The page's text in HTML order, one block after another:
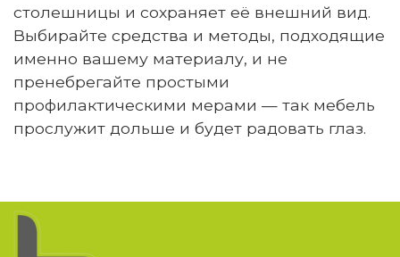
столешницы и сохраняет её внешний вид.
Выбирайте средства и методы, подходящие
именно вашему материалу, и не
пренебрегайте простыми
профилактическими мерами — так мебель
прослужит дольше и будет радовать глаз.